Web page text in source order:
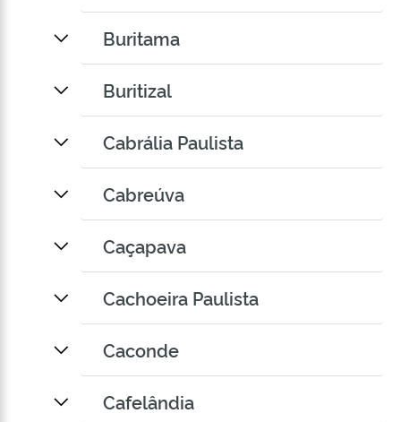
Buritama
Buritizal
Cabrália Paulista
Cabreúva
Caçapava
Cachoeira Paulista
Caconde
Cafelândia